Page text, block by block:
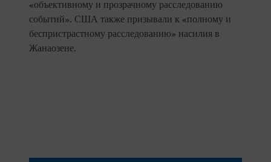
«объективному и прозрачному расследованию
событий». США также призывали к «полному и
беспристрастному расследованию» насилия в
Жанаозене.